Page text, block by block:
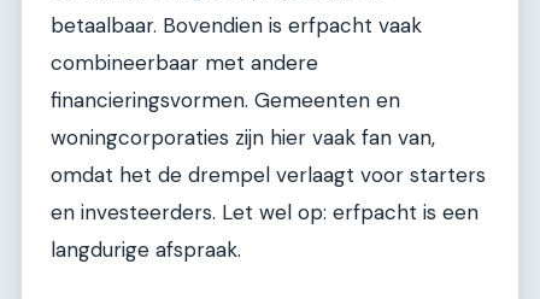
betaalbaar. Bovendien is erfpacht vaak
combineerbaar met andere
financieringsvormen. Gemeenten en
woningcorporaties zijn hier vaak fan van,
omdat het de drempel verlaagt voor starters
en investeerders. Let wel op: erfpacht is een
langdurige afspraak.